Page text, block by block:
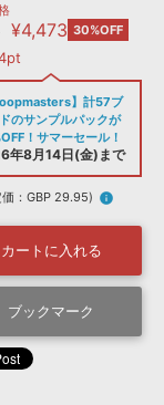
音楽カード
楽曲配信流通 サービス
償のサウンド管理ソフト
型 ボーカル・エディタ
音
¥4,473 30%OFF
】計57ブ
のサンプルパックが
！サマーセール！
年8月14日(金)まで
価：GBP 29.95) info
カートに入れる
ブックマーク